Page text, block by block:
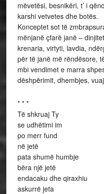
mëvetësi, besnikëri, t’ i
karshi vetvetes dhe botës.
Konceptet sot të
mënjanë çfarë janë –
krenaria, virtyti, lavdia,
për të janë më rëndësore,
mbi vendimet e marra
dëshpërimit, dhembjes,
* * *
Të shkruaj Ty
se udhëtimi im
po merr fund
në jetë
pata shumë humbje
bëra një jetë
endacaku dhe qiraxhiu
askurrë jeta